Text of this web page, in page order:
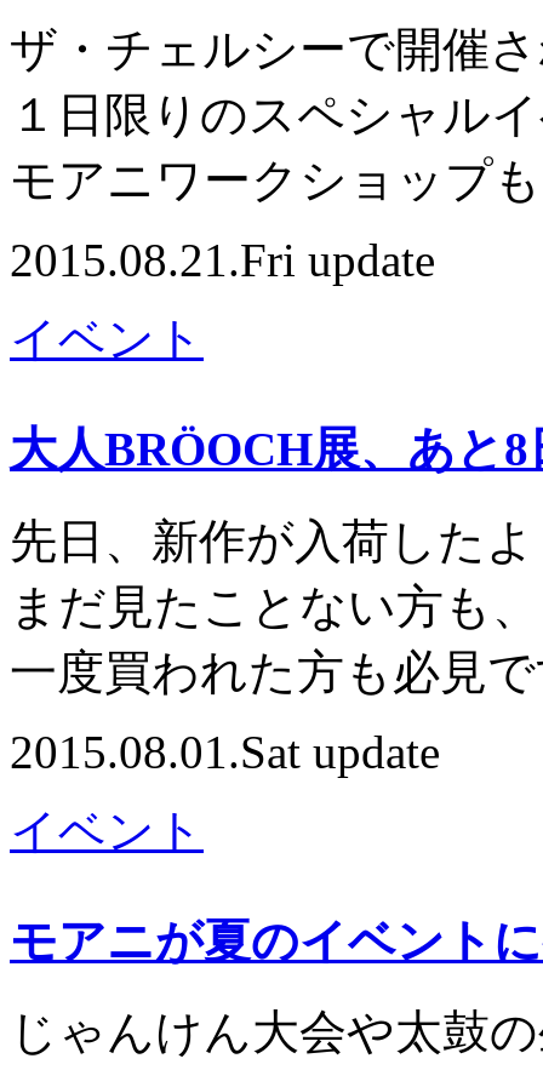
ザ・チェルシーで開催
１日限りのスペシャル
モアニワークショップ
2015.08.21.Fri update
イベント
大人BRÖOCH展、あと
先日、新作が入荷した
まだ見たことない方も、
一度買われた方も必見
2015.08.01.Sat update
イベント
モアニが夏のイベント
じゃんけん大会や太鼓